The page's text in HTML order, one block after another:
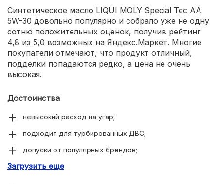
Синтетическое масло LIQUI MOLY Special Tec AA
5W-30 довольно популярно и собрало уже не одну
сотню положительных оценок, получив рейтинг
4,8 из 5,0 возможных на Яндекс.Маркет. Многие
покупатели отмечают, что продукт отличный,
подделки попадаются редко, а цена не очень
высокая.
Достоинства
невысокий расход на угар;
подходит для турбированных ДВС;
допуски от популярных брендов;
не самая высокая стоимость.
Загрузить еще